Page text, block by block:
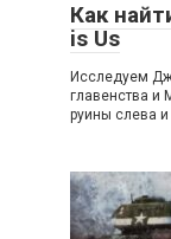
Как
is Us
Исследуем
главенства и
руины слева и